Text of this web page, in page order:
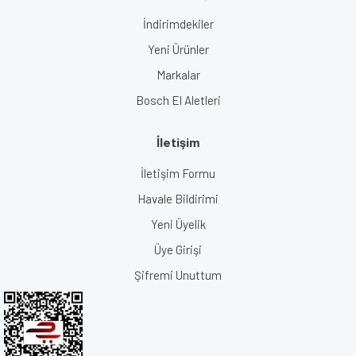
İndirimdekiler
Yeni Ürünler
Markalar
Bosch El Aletleri
İletişim
İletişim Formu
Havale Bildirimi
Yeni Üyelik
Üye Girişi
Şifremi Unuttum